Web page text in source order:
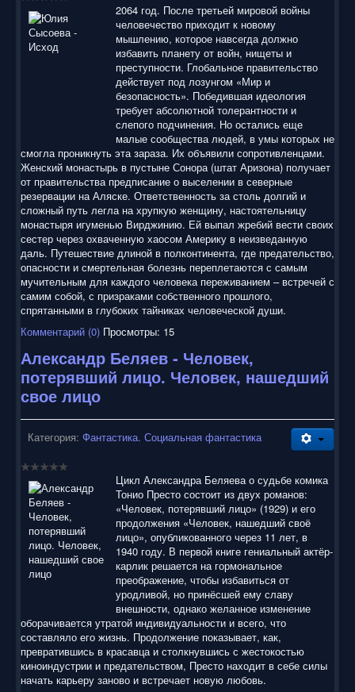
Вам электронные книги бесплатно и без регистрации введя
автора, название книги или имя полюбившегося героя в
строку поиска. На нашем сайте для ознакомления можно
бесплатно
скачатькнигив электронных форматах fb2,
epub, pdf, rtf, txt, читать онлайн или купить лицензионные
электронные книги. Наш сайт постоянно развивается и
пополняется. Надеюсь, Вы станете нашим постоянным
2064 год. После третьей мировой войны
человечество приходит к новому
мышлению, которое навсегда должно
избавить планету от войн, нищеты и
преступности. Глобальное правительство
действует под лозунгом «Мир и
безопасность». Победившая идеология
требует абсолютной толерантности и
слепого подчинения. Но остались еще
малые сообщества людей, в умы которых не
смогла проникнуть эта зараза. Их объявили сопротивленцами.
Женский монастырь в пустыне Сонора (штат Аризона) получает
от правительства предписание о выселении в северные
резервации на Аляске. Ответственность за столь долгий и
сложный путь легла на хрупкую женщину, настоятельницу
монастыря игуменью Вирджинию. Ей выпал жребий вести своих
сестер через охваченную хаосом Америку в неизведанную
даль. Путешествие длиной в полконтинента, где предательство,
опасности и смертельная болезнь переплетаются с самым
мучительным для каждого человека переживанием – встречей с
самим собой, с призраками собственного прошлого,
спрятанными в глубоких тайниках человеческой души.
Комментарий (0) Просмотры: 15
Александр Беляев - Человек,
потерявший лицо. Человек, нашедший
свое лицо
Категория: Фантастика. Социальная фантастика
Цикл Александра Беляева о судьбе комика
Тонио Престо состоит из двух романов:
«Человек, потерявший лицо» (1929) и его
продолжения «Человек, нашедший своё
лицо», опубликованного через 11 лет, в
1940 году. В первой книге гениальный актёр-
карлик решается на гормональное
преображение, чтобы избавиться от
уродливой, но принёсшей ему славу
внешности, однако желанное изменение
оборачивается утратой индивидуальности и всего, что
составляло его жизнь. Продолжение показывает, как,
превратившись в красавца и столкнувшись с жестокостью
киноиндустрии и предательством, Престо находит в себе силы
начать карьеру заново и встречает новую любовь.